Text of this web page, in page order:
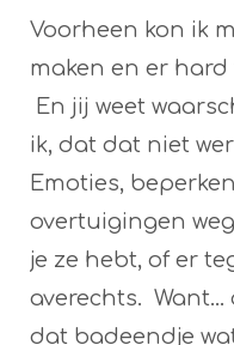
Voorheen kon ik
maken en er
En jij weet
ik, dat dat niet
Emoties,
overtuigingen
je ze hebt, of er
averechts.
dat badeendje